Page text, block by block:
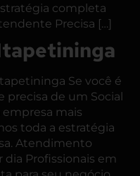
completa
Precisa […]
Se você é
precisa de um Social
empresa mais
toda a estratégia
Atendimento
Profissionais em